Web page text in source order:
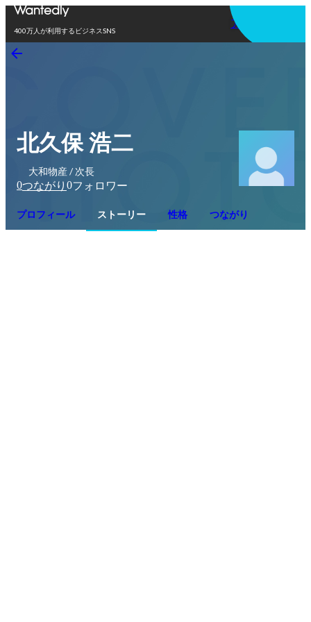
400万人が利用するビジネスSNS
アプリを使う
北久保 浩二
大和物産 / 次長
0つながり 0フォロワー
プロフィール ストーリー 性格 つながり